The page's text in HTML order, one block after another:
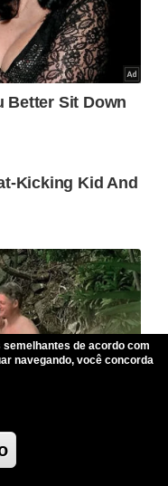
de acordo com
navegando, você concorda